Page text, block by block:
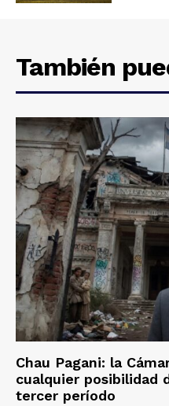
También
Chau Pagani: la
cualquier posibilidad
tercer período